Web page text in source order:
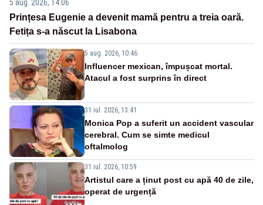
5 aug. 2026, 14:06
Prințesa Eugenie a devenit mamă pentru a treia oară.
Fetița s-a născut la Lisabona
5 aug. 2026, 10:46
Influencer mexican, împușcat mortal.
Atacul a fost surprins în direct
31 iul. 2026, 13:41
Monica Pop a suferit un accident vascular
cerebral. Cum se simte medicul
oftalmolog
31 iul. 2026, 10:59
Artistul care a ținut post cu apă 40 de zile,
operat de urgență